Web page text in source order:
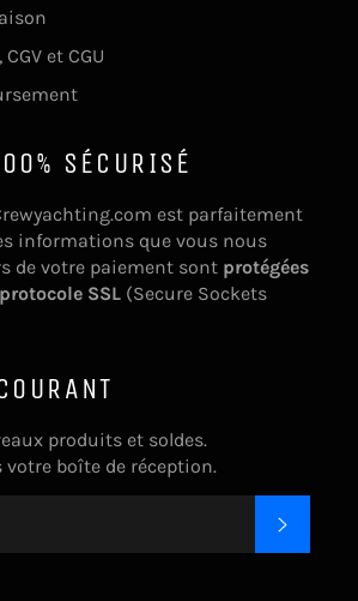
et CGU
SÉCURISÉ
est parfaitement
informations que vous nous
de votre paiement sont protégées
protocole SSL (Secure Sockets
produits et soldes.
boîte de réception.